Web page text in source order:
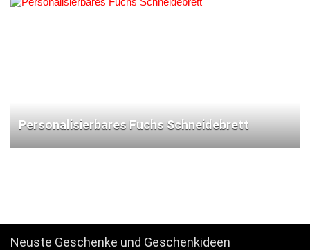
Personalisierbares Fuchs Schneidebrett
Neuste Geschenke und Geschenkideen